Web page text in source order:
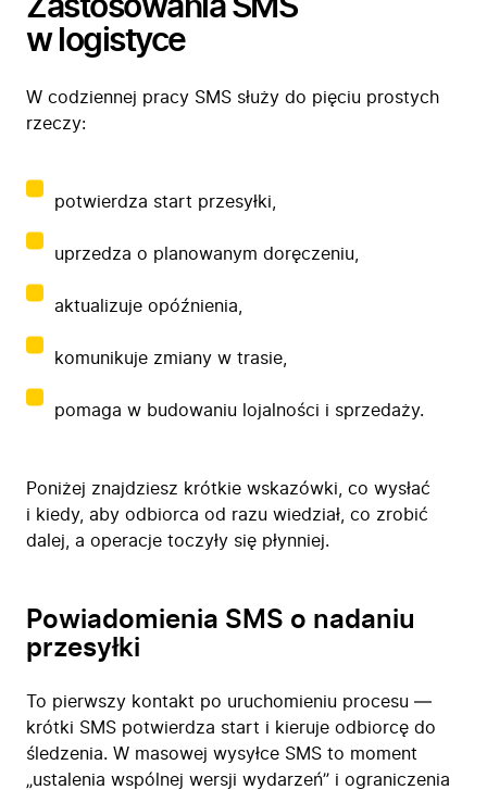
Zastosowania SMS
w logistyce
W codziennej pracy SMS służy do pięciu prostych
rzeczy:
potwierdza start przesyłki,
uprzedza o planowanym doręczeniu,
aktualizuje opóźnienia,
komunikuje zmiany w trasie,
pomaga w budowaniu lojalności i sprzedaży.
Poniżej znajdziesz krótkie wskazówki, co wysłać
i kiedy, aby odbiorca od razu wiedział, co zrobić
dalej, a operacje toczyły się płynniej.
Powiadomienia SMS o nadaniu
przesyłki
To pierwszy kontakt po uruchomieniu procesu —
krótki SMS potwierdza start i kieruje odbiorcę do
śledzenia. W masowej wysyłce SMS to moment
„ustalenia wspólnej wersji wydarzeń” i ograniczenia